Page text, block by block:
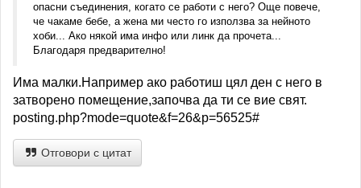
опасни съединения, когато се работи с него? Още повече,
че чакаме бебе, а жена ми често го използва за нейното
хоби... Ако някой има инфо или линк да прочета...
Благодаря предварително!
Има малки.Например ако работиш цял ден с него в
затворено помещение,започва да ти се вие свят.
posting.php?mode=quote&f=26&p=56525#
Отговори с цитат